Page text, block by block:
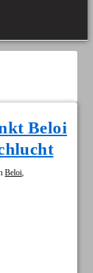
Beloi
Beloi,